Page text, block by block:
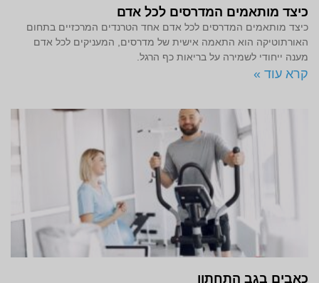
כיצד מותאמים המדרסים לכל אדם
כיצד מותאמים המדרסים לכל אדם אחד הטרנדים המרכזיים בתחום
האורתוטיקה הוא התאמה אישית של מדרסים, המעניקים לכל אדם
מענה ייחודי לשמירה על בריאות כף הרגל.
קרא עוד »
כאבים בגב התחתון